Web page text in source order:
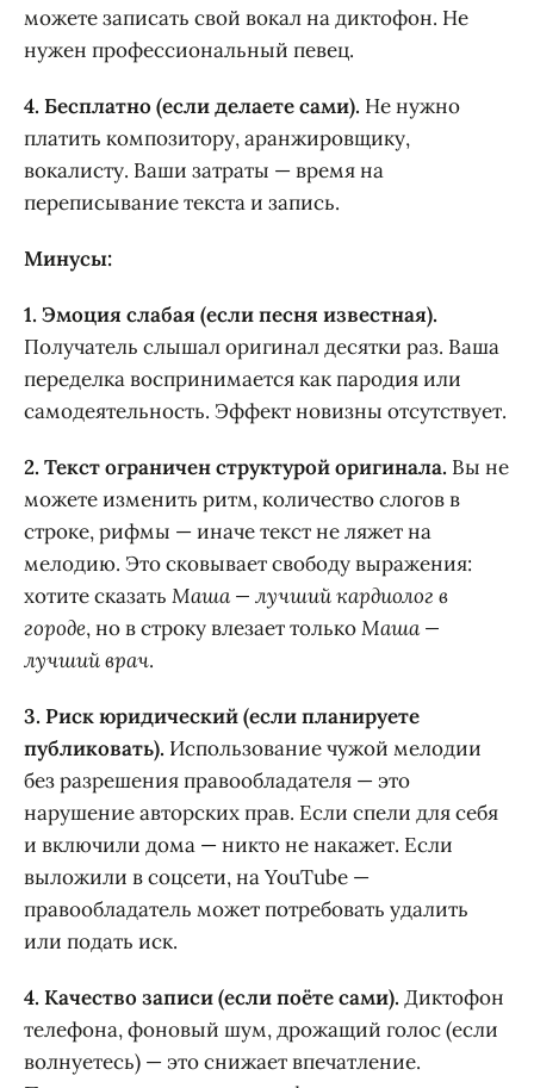
можете записать свой вокал на диктофон. Не
нужен профессиональный певец.
4. Бесплатно (если делаете сами). Не нужно
платить композитору, аранжировщику,
вокалисту. Ваши затраты — время на
переписывание текста и запись.
Минусы:
1. Эмоция слабая (если песня известная).
Получатель слышал оригинал десятки раз. Ваша
переделка воспринимается как пародия или
самодеятельность. Эффект новизны отсутствует.
2. Текст ограничен структурой оригинала. Вы не
можете изменить ритм, количество слогов в
строке, рифмы — иначе текст не ляжет на
мелодию. Это сковывает свободу выражения:
хотите сказать Маша — лучший кардиолог в
городе, но в строку влезает толькоМаша —
лучший врач.
3. Риск юридический (если планируете
публиковать). Использование чужой мелодии
без разрешения правообладателя — это
нарушение авторских прав. Если спели для себя
и включили дома — никто не накажет. Если
выложили в соцсети, на YouTube —
правообладатель может потребовать удалить
или подать иск.
4. Качество записи (если поёте сами). Диктофон
телефона, фоновый шум, дрожащий голос (если
волнуетесь) — это снижает впечатление.